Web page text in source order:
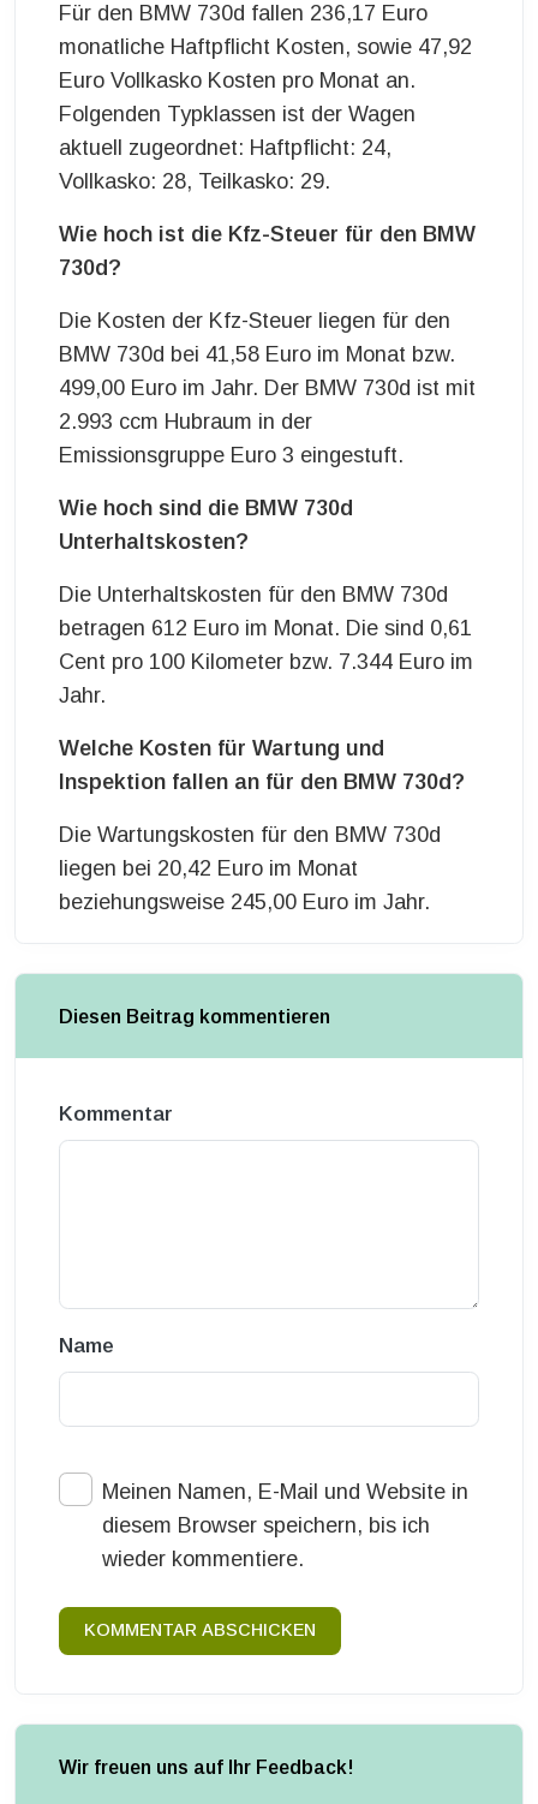
Für den BMW 730d fallen 236,17 Euro
monatliche Haftpflicht Kosten, sowie 47,92
Euro Vollkasko Kosten pro Monat an.
Folgenden Typklassen ist der Wagen
aktuell zugeordnet: Haftpflicht: 24,
Vollkasko: 28, Teilkasko: 29.
Wie hoch ist die Kfz-Steuer für den BMW
730d?
Die Kosten der Kfz-Steuer liegen für den
BMW 730d bei 41,58 Euro im Monat bzw.
499,00 Euro im Jahr. Der BMW 730d ist mit
2.993 ccm Hubraum in der
Emissionsgruppe Euro 3 eingestuft.
Wie hoch sind die BMW 730d
Unterhaltskosten?
Die Unterhaltskosten für den BMW 730d
betragen 612 Euro im Monat. Die sind 0,61
Cent pro 100 Kilometer bzw. 7.344 Euro im
Jahr.
Welche Kosten für Wartung und
Inspektion fallen an für den BMW 730d?
Die Wartungskosten für den BMW 730d
liegen bei 20,42 Euro im Monat
beziehungsweise 245,00 Euro im Jahr.
Diesen Beitrag kommentieren
Kommentar
Name
Meinen Namen, E-Mail und Website in
diesem Browser speichern, bis ich
wieder kommentiere.
KOMMENTAR ABSCHICKEN
Wir freuen uns auf Ihr Feedback!